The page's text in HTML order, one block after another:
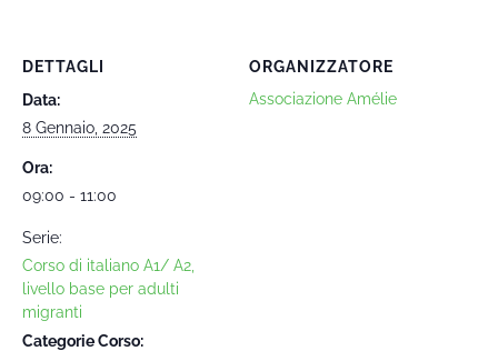
DETTAGLI
Data:
8 Gennaio, 2025
Ora:
09:00 - 11:00
Serie:
Corso di italiano A1/ A2,
livello base per adulti
migranti
Categorie Corso:
ORGANIZZATORE
Associazione Amélie